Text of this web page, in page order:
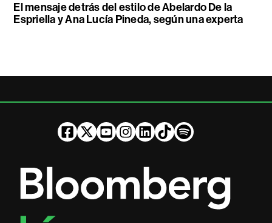
El mensaje detrás del estilo de Abelardo De la
Espriella y Ana Lucía Pineda, según una experta